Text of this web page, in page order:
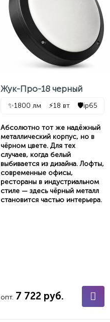
Жук-Про-18 черный
✨1800 лм ⚡18 вт 🛡️ip65
Абсолютно тот же надёжный
металлический корпус, но в
чёрном цвете. Для тех
случаев, когда белый
выбивается из дизайна. Лофты,
современные офисы,
рестораны в индустриальном
стиле — здесь чёрный металл
становится частью интерьера.
опт. 7 722 руб.